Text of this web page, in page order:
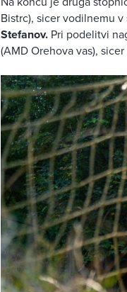
Bistrc), sicer vodilnemu
Stefanov. Pri podelitvi
(AMD Orehova vas),